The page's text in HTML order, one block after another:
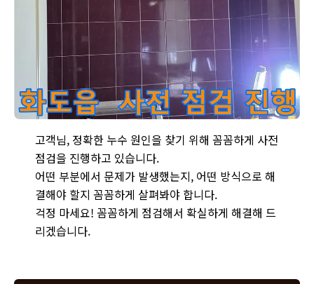
고객님, 정확한 누수 원인을 찾기 위해 꼼꼼하게 사전
점검을 진행하고 있습니다.
어떤 부분에서 문제가 발생했는지, 어떤 방식으로 해
결해야 할지 꼼꼼하게 살펴봐야 합니다.
걱정 마세요! 꼼꼼하게 점검해서 확실하게 해결해 드
리겠습니다.